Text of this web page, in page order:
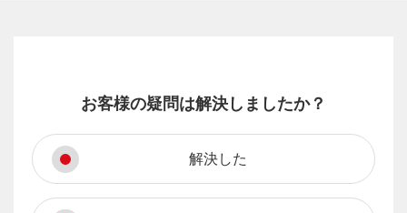
お客様の疑問は解決しましたか？
解決した